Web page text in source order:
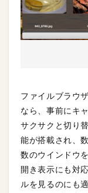
ファイルブラウ
なら、事前にキ
サクサクと切り
能が搭載され、
数のウインドウ
開き表示にも対
ルを見るのにも